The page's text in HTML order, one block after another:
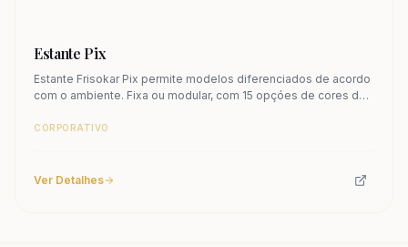
Estante Pix
Estante Frisokar Pix permite modelos diferenciados de acordo
com o ambiente. Fixa ou modular, com 15 opçóes de cores de
CORPORATIVO
Ver Detalhes